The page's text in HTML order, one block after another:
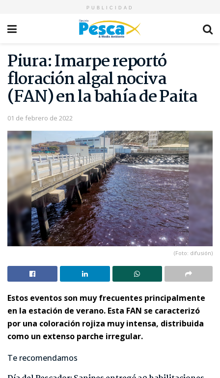
PUBLICIDAD
Piura: Imarpe reportó
floración algal nociva
(FAN) en la bahía de Paita
01 de febrero de 2022
(Foto: difusión)
Estos eventos son muy frecuentes principalmente
en la estación de verano. Esta FAN se caracterizó
por una coloración rojiza muy intensa, distribuida
como un extenso parche irregular.
Te recomendamos